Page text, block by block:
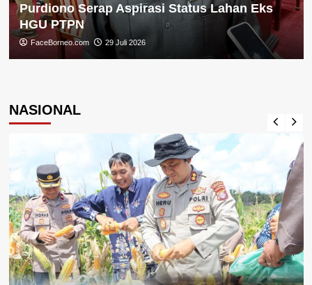
Purdiono Serap Aspirasi Status Lahan Eks
HGU PTPN
FaceBorneo.com 29 Juli 2026
NASIONAL